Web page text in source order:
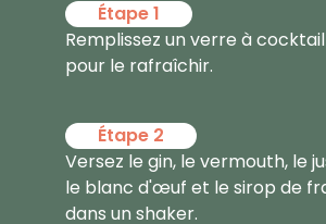
Étape 1
Remplissez un verre à
pour le rafraîchir.
Étape 2
Versez le gin, le vermouth, le
le blanc d'œuf et le sirop de
dans un shaker.